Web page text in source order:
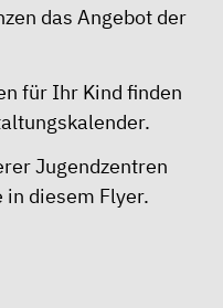
das Angebot der
für Ihr Kind finden
.
Jugendzentren
in diesem Flyer.